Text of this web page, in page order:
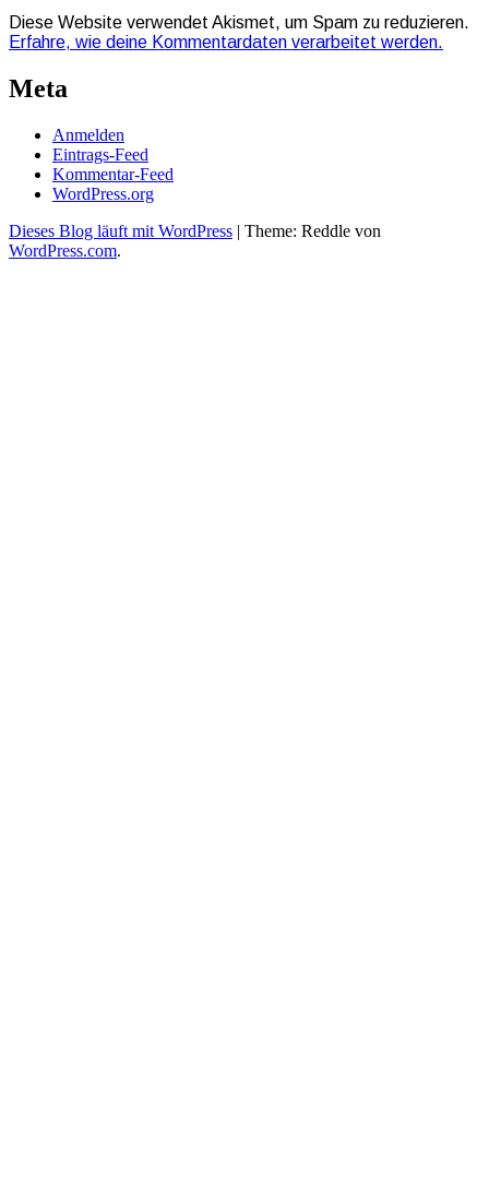
Diese Website verwendet Akismet, um Spam zu reduzieren.
Erfahre, wie deine Kommentardaten verarbeitet werden.
Meta
Anmelden
Eintrags-Feed
Kommentar-Feed
WordPress.org
Dieses Blog läuft mit WordPress | Theme: Reddle von
WordPress.com.